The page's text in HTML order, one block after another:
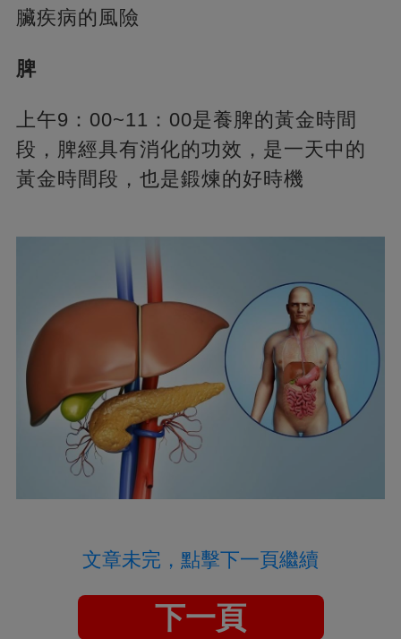
臟疾病的風險
脾
上午9：00~11：00是養脾的黃金時間
段，脾經具有消化的功效，是一天中的
黃金時間段，也是鍛煉的好時機
文章未完，點擊下一頁繼續
下一頁